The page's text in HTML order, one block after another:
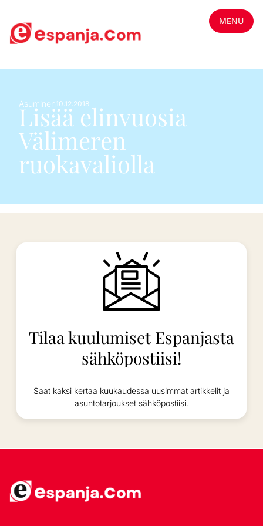
MENU
Asuminen10.12.2018
Lisää elinvuosia
Välimeren
ruokavaliolla
Tilaa kuulumiset Espanjasta
sähköpostiisi!
Saat kaksi kertaa kuukaudessa uusimmat artikkelit ja
asuntotarjoukset sähköpostiisi.